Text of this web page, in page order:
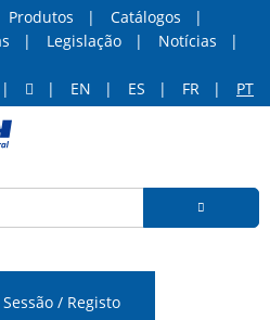
Produtos
Catálogos
Legislação
Notícias
EN
ES FR PT
/ Registo